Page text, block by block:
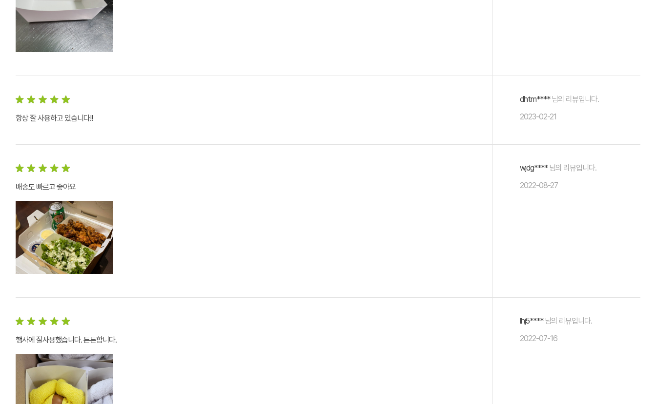
항상 잘 사용하고 있습니다!!
dhtm****님의 리뷰입니다.
2023-02-21
배송도 빠르고 좋아요
wjdg****님의 리뷰입니다.
2022-08-27
행사에 잘사용했습니다. 튼튼합니다.
lhj5****님의 리뷰입니다.
2022-07-16